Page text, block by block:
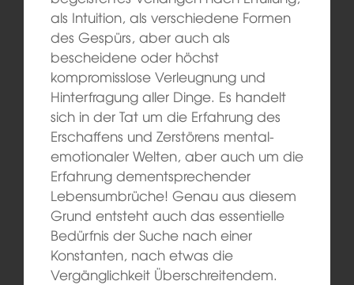
als Intuition, als verschiedene Formen
des Gespürs, aber auch als
bescheidene oder höchst
kompromisslose Verleugnung und
Hinterfragung aller Dinge. Es handelt
sich in der Tat um die Erfahrung des
Erschaffens und Zerstörens mental-
emotionaler Welten, aber auch um die
Erfahrung dementsprechender
Lebensumbrüche! Genau aus diesem
Grund entsteht auch das essentielle
Bedürfnis der Suche nach einer
Konstanten, nach etwas die
Vergänglichkeit Überschreitendem.